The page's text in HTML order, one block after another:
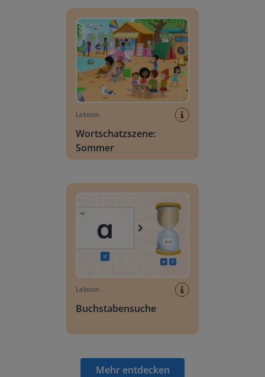
Lektion
Wortschatzszene:
Sommer
Lektion
Buchstabensuche
Mehr entdecken